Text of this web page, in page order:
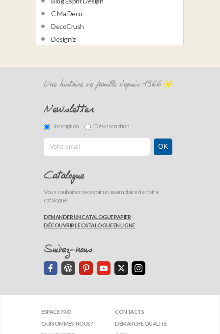
C Ma Deco
DecoCrush
Designiz
Une histoire de famille depuis 1966
Newsletter
Inscription Désinscription
Catalogue
Vous souhaitez recevoir un exemplaire de notre
catalogue.
DEMANDER UN CATALOGUE PAPIER
DÉCOUVRIR LE CATALOGUE EN LIGNE
Suivez-nous
ESPACE PRO
CONTACTS
QUI SOMMES-NOUS?
DÉMARCHE QUALITÉ